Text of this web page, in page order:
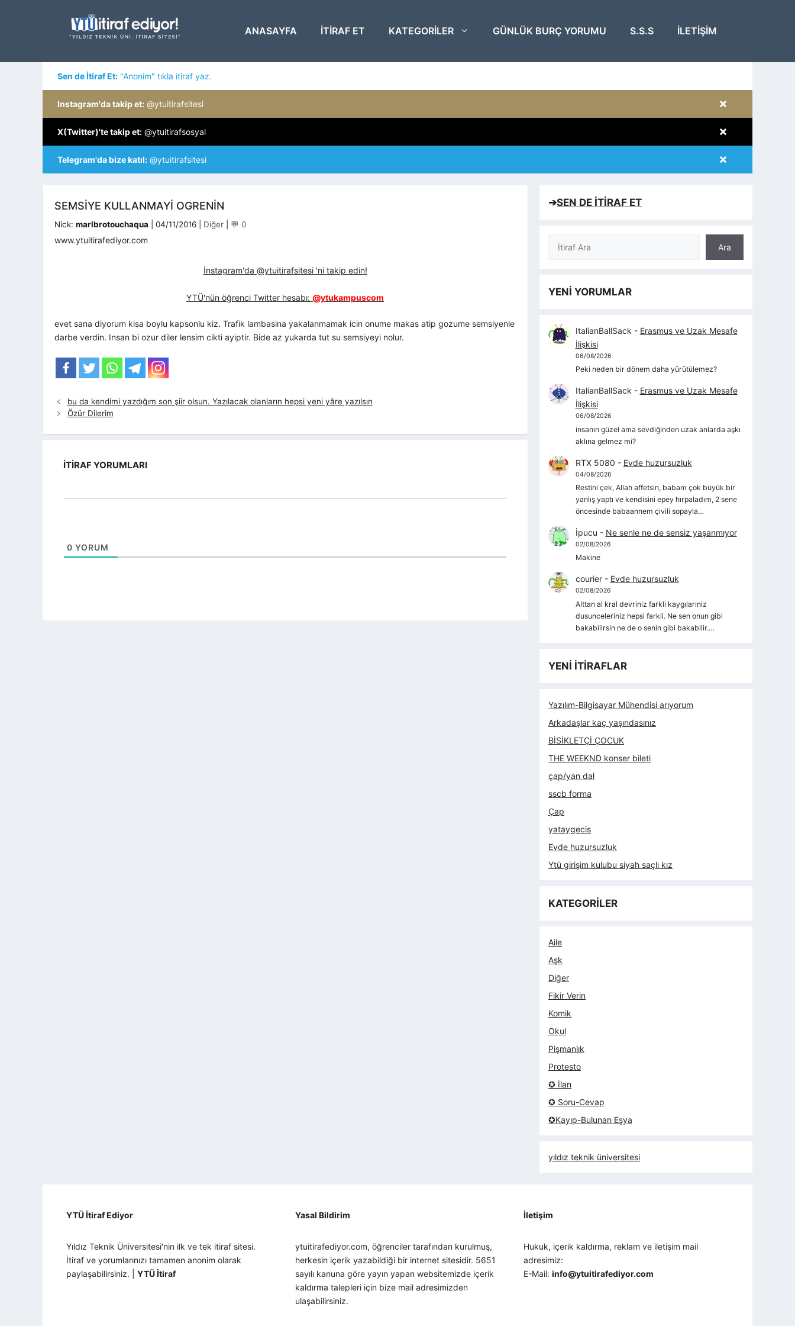
ANASAYFA ITIRAF ET KATEGORILER GÜNLÜK BURÇ YORUMU S.S.S İLETIŞIM
Sen de İtiraf Et: "Anonim" tıkla itiraf yaz.
×
Instagram'da takip et: @ytuitirafsitesi
×
X(Twitter)'te takip et: @ytuitirafsosyal
×
Telegram'da bize katıl: @ytuitirafsitesi
SEMSIYE KULLANMAYI OGRENIN
Nick: marlbrotouchaqua 04/11/2016 Kategoriler
Diğer 💬 0
www.ytuitirafediyor.com
İnstagram'da @ytuitirafsitesi 'ni takip edin!
YTÜ'nün öğrenci Twitter hesabı: @ytukampuscom
evet sana diyorum kisa boylu kapsonlu kiz. Trafik lambasina yakalanmamak icin onume makas atip gozume semsiyenle
darbe verdin. Insan bi ozur diler lensim cikti ayiptir. Bide az yukarda tut su semsiyeyi nolur.
bu da kendimi yazdığım son şiir olsun. Yazılacak olanların hepsi yeni yâre yazılsın
Özür Dilerim
İTIRAF YORUMLARI
0 YORUM
➔SEN DE İTİRAF ET
Ara
Ara
YENİ YORUMLAR
ItalianBallSack - Erasmus ve Uzak Mesafe
İlişkisi
06/08/2026
Peki neden bir dönem daha yürütülemez?
ItalianBallSack - Erasmus ve Uzak Mesafe
İlişkisi
06/08/2026
insanın güzel ama sevdiğinden uzak anlarda aşkı
aklına gelmez mi?
RTX 5080 - Evde huzursuzluk
04/08/2026
Restini çek, Allah affetsin, babam çok büyük bir
yanlış yaptı ve kendisini epey hırpaladım, 2 sene
öncesinde babaannem çivili sopayla…
İpucu - Ne senle ne de sensiz yaşanmıyor
02/08/2026
Makine
courier- Evde huzursuzluk
02/08/2026
Alttan al kral devriniz farkli kaygılarıniz
dusunceleriniz hepsi farkli. Ne sen onun gibi
bakabilirsin ne de o senin gibi bakabilir.…
YENİ İTİRAFLAR
Yazılım-Bilgisayar Mühendisi arıyorum
Arkadaşlar kaç yaşındasınız
BİSİKLETÇİ ÇOCUK
THE WEEKND konser bileti
çap/yan dal
sscb forma
Çap
yataygecis
Evde huzursuzluk
Ytü girişim kulubu siyah saçlı kız
KATEGORİLER
Aile
Aşk
Diğer
Fikir Verin
Komik
Okul
Pişmanlık
Protesto
✪ İlan
✪ Soru-Cevap
✪Kayıp-Bulunan Eşya
yıldız teknik üniversitesi
YTÜ İtiraf Ediyor
Yıldız Teknik Üniversitesi'nin ilk ve tek itiraf sitesi.
İtiraf ve yorumlarınızı tamamen anonim olarak
paylaşabilirsiniz. | YTÜ İtiraf
Yasal Bildirim
ytuitirafediyor.com, öğrenciler tarafından kurulmuş,
herkesin içerik yazabildiği bir internet sitesidir. 5651
sayılı kanuna göre yayın yapan websitemizde içerik
kaldırma talepleri için bize mail adresimizden
ulaşabilirsiniz.
İletişim
Hukuk, içerik kaldırma, reklam ve iletişim mail
adresimiz:
E-Mail:info@ytuitirafediyor.com